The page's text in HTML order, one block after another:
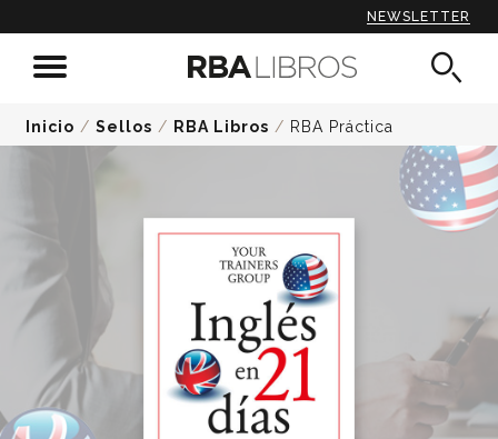
NEWSLETTER
Inicio / Sellos / RBA Libros / RBA Práctica